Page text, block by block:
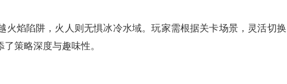
火焰陷阱，火人则无惧冰冷水域。玩家需根据关卡场景，灵活切换
策略深度与趣味性。